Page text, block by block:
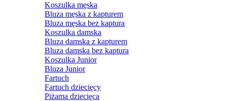
Koszulka męska
Bluza męska z kapturem
Bluza męska bez kaptura
Koszulka damska
Bluza damska z kapturem
Bluza damska bez kaptura
Koszulka Junior
Bluza Junior
Fartuch
Fartuch dziecięcy
Piżama dziecięca